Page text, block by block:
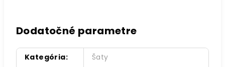
Dodatočné parametre
Kategória:
Šaty